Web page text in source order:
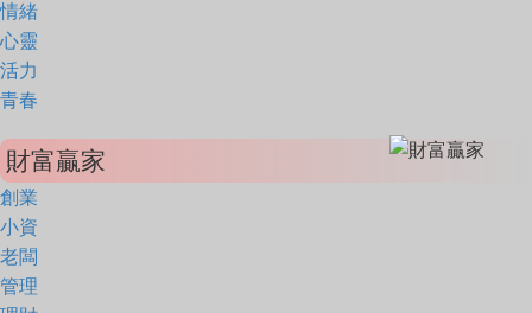
情緒
心靈
活力
青春
財富贏家
創業
小資
老闆
管理